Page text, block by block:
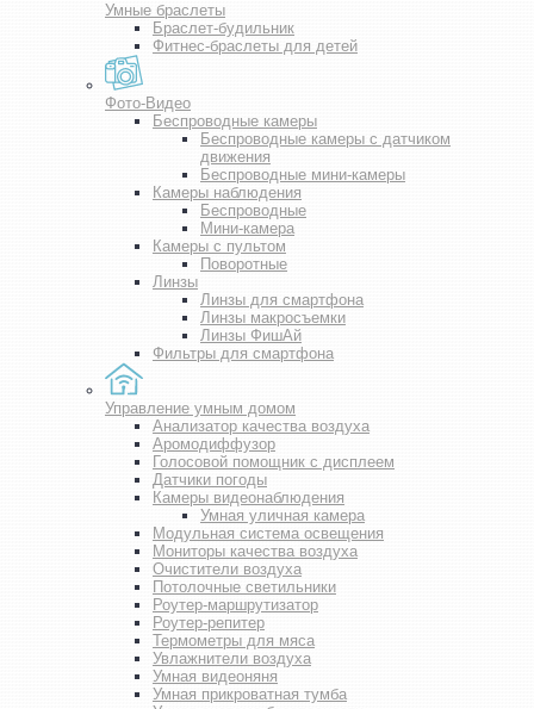
Умные браслеты
Браслет-будильник
Фитнес-браслеты для детей
Фото-Видео
Беспроводные камеры
Беспроводные камеры с датчиком
движения
Беспроводные мини-камеры
Камеры наблюдения
Беспроводные
Мини-камера
Камеры с пультом
Поворотные
Линзы
Линзы для смартфона
Линзы макросъемки
Линзы ФишАй
Фильтры для смартфона
Управление умным домом
Анализатор качества воздуха
Аромодиффузор
Голосовой помощник с дисплеем
Датчики погоды
Камеры видеонаблюдения
Умная уличная камера
Модульная система освещения
Мониторы качества воздуха
Очистители воздуха
Потолочные светильники
Роутер-маршрутизатор
Роутер-репитер
Термометры для мяса
Увлажнители воздуха
Умная видеоняня
Умная прикроватная тумба